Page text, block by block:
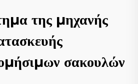
της μηχανής
σακουλών